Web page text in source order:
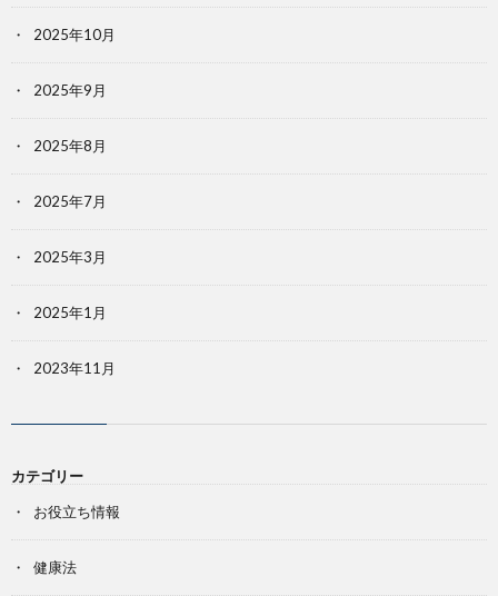
2025年10月
2025年9月
2025年8月
2025年7月
2025年3月
2025年1月
2023年11月
カテゴリー
お役立ち情報
健康法